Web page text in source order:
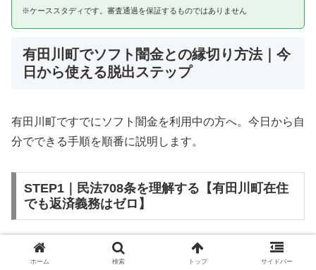
※ケーススタディです。審査通過を保証するものではありません
有田川町でソフト闇金との縁切り方法｜今
日から使える脱出ステップ
有田川町ですでにソフト闇金を利用中の方へ。今日から自
分でできる手順を順番に説明します。
STEP1｜民法708条を理解する【有田川町在住
でも返済義務はゼロ】
ソフト闇金を含む闇金との金銭消費貸借契約は、公序良俗
ホーム 検索 トップ サイドバー